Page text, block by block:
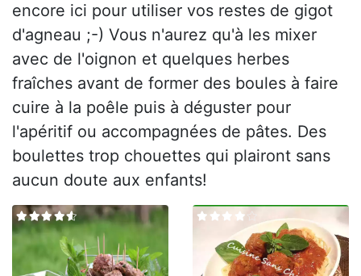
encore ici pour utiliser vos restes de gigot
d'agneau ;-) Vous n'aurez qu'à les mixer
avec de l'oignon et quelques herbes
fraîches avant de former des boules à faire
cuire à la poêle puis à déguster pour
l'apéritif ou accompagnées de pâtes. Des
boulettes trop chouettes qui plairont sans
aucun doute aux enfants!